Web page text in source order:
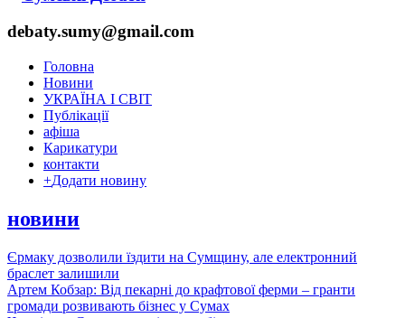
debaty.sumy@gmail.com
Головна
Новини
УКРАЇНА І СВІТ
Публікації
афіша
Карикатури
контакти
+Додати новину
новини
Єрмаку дозволили їздити на Сумщину, але електронний
браслет залишили
Артем Кобзар: Від пекарні до крафтової ферми – гранти
громади розвивають бізнес у Сумах